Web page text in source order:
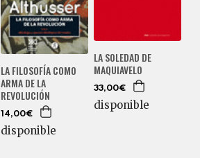
LA FILOSOFÍA COMO
ARMA DE LA
REVOLUCIÓN
14,00€
disponible
LA SOLEDAD DE
MAQUIAVELO
33,00€
disponible